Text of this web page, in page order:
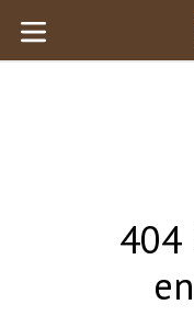
para
o expandir/colapsar
404